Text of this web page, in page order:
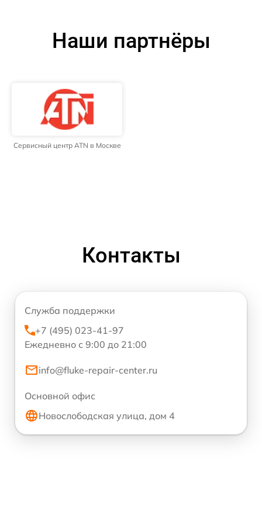
Наши партнёры
Сервисный центр ATN в Москве
Контакты
Служба поддержки
+7 (495) 023-41-97
Ежедневно с 9:00 до 21:00
info@fluke-repair-center.ru
Основной офис
Новослободская улица, дом 4